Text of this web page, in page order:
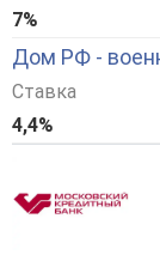
7%
Дом РФ -
Ставка
4,4%